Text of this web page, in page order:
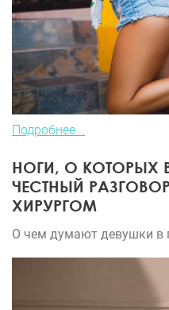
Подробнее...
НОГИ, О КОТОРЫХ
ЧЕСТНЫЙ
ХИРУРГОМ
О чем думают девушки в